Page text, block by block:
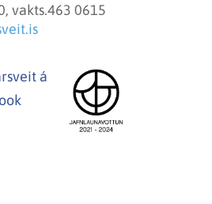
vakts.463 0615
á